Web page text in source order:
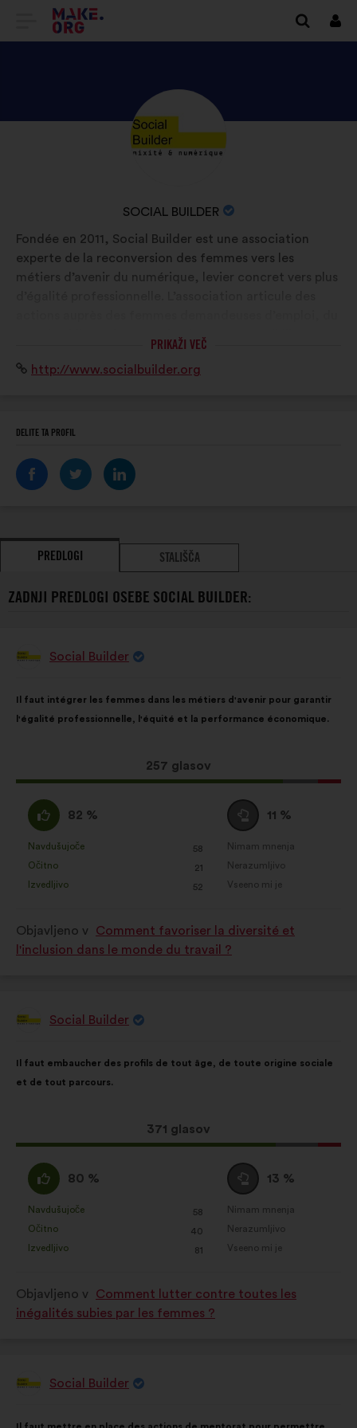
POJDI
DOMAČO
STRAN
MAKE.ORGODKRIJTE
PROFIL
SOCIAL
IME
ORGANIZACIJE:
SOCIAL BUILDER
Življenjepis:
Fondée en 2011, Social Builder est une association
experte de la reconversion des femmes vers les
métiers d’avenir du numérique, levier concret vers plus
grand public et des organisations pour sensibiliser,
de femmes dans des secteurs porteurs, où la mixité
PRIKAŽI VEČ
Spletišče:
http://www.socialbuilder.org
DELITE TA PROFIL
PREDLOGI STALIŠČA
ZADNJI PREDLOGI OSEBE SOCIAL BUILDER:
Predlog:Social Builder
predloga:
Il faut intégrer les femmes dans les métiers d'avenir pour garantir
l'égalité professionnelle, l'équité et la performance économique.
Ta
predlog
257 glasov
naslednjo
porazdelitvijo:
Za
:
82 %
naslednje
obrazložitve:
Navdušujoče
: 58
krat
Očitno
: 21
krat
Izvedljivo
: 52
krat
Neopredeljen/-
a
:
11 %
naslednje
obrazložitve:
Nimam mnenja
:krat
Nerazumljivo
:krat
Vseeno mi je
:krat
Objavljeno v
Comment favoriser la diversité et
l'inclusion dans le monde du travail ?
Predlog:Social Builder
predloga:
Il faut embaucher des profils de tout âge, de toute origine sociale
et de tout parcours.
Ta
predlog
371 glasov
naslednjo
porazdelitvijo:
Za
:
80 %
naslednje
obrazložitve:
Navdušujoče
: 58
krat
Očitno
: 40
krat
Izvedljivo
: 81
krat
Neopredeljen/-
a
:
13 %
naslednje
Nimam mnenja
:krat
Nerazumljivo
:krat
Vseeno mi je
:krat
Objavljeno v
Comment lutter contre toutes les
inégalités subies par les femmes ?
Predlog:Social Builder